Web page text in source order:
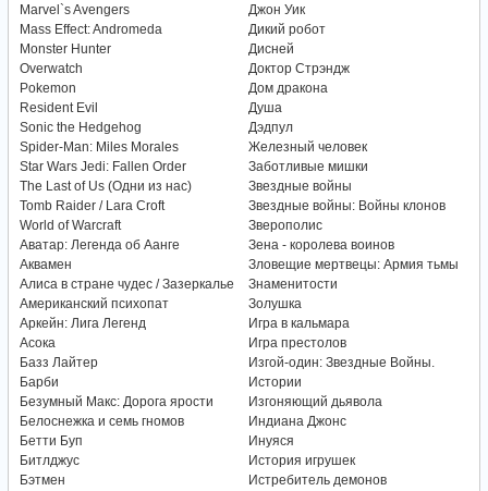
Marvel`s Avengers
Mass Effect: Andromeda
Monster Hunter
Overwatch
Pokemon
Resident Evil
Sonic the Hedgehog
Spider-Man: Miles Morales
Star Wars Jedi: Fallen Order
The Last of Us (Одни из нас)
Tomb Raider / Lara Croft
World of Warcraft
Аватар: Легенда об Аанге
Аквамен
Алиса в стране чудес / Зазеркалье
Американский психопат
Аркейн: Лига Легенд
Асока
Базз Лайтер
Барби
Безумный Макс: Дорога ярости
Белоснежка и семь гномов
Бетти Буп
Битлджус
Бэтмен
Джон Уик
Дикий робот
Дисней
Доктор Стрэндж
Дом дракона
Душа
Дэдпул
Железный человек
Заботливые мишки
Звездные войны
Звездные войны: Войны клонов
Зверополис
Зена - королева воинов
Зловещие мертвецы: Армия тьмы
Знаменитости
Золушка
Игра в кальмара
Игра престолов
Изгой-один: Звездные Войны.
Истории
Изгоняющий дьявола
Индиана Джонс
Инуяся
История игрушек
Истребитель демонов